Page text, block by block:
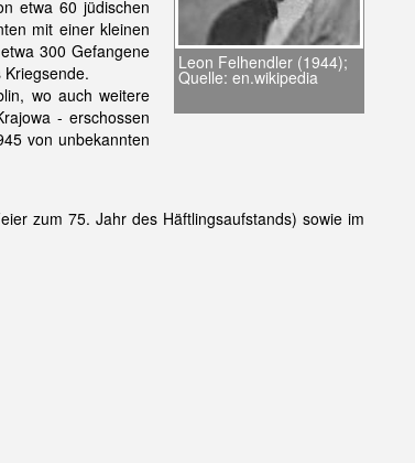
Leon Felhendler (1944);
Quelle: en.wikipedia
etwa 60 jüdischen
mit einer kleinen
300 Gefangene
wo auch weitere
- erschossen
von unbekannten
zum 75. Jahr des Häftlingsaufstands) sowie im